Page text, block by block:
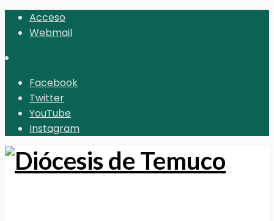
Acceso
Webmail
Facebook
Twitter
YouTube
Instagram